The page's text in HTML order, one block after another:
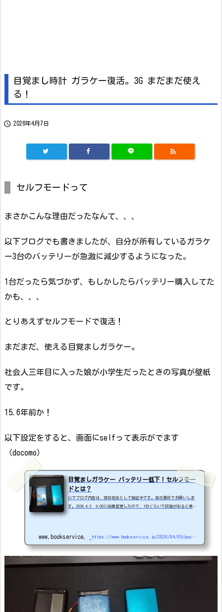
目覚まし時計 ガラケー復活。3G まだまだ使え
る！
 2026年4月7日

セルフモードって
まさかこんな理由だったなんて、、、
以下ブログでも書きましたが、自分が所有しているガラケ
ー3台のバッテリーが急激に減少するようになった。
1台だったら気づかず、もしかしたらバッテリー購入してた
かも、、、
とりあえずセルフモードで復活！
まだまだ、使える目覚ましガラケー。
社会人三年目に入った娘が小学生だったときの写真が壁紙
です。
15.6年前か！
以下設定をすると、画面にselfって表示がでます
（docomo）
目覚ましガラケー バッテリー低下！セルフモー
ドとは？
以下ブログ内容は、現在仮説として検証中です。自己責任でお願いしま
す。2026.4.5 9:00に設置変更したので、1日ぐらいで結論が出ると思い
です。目覚ましとしても使えてます。完全復活で問題なさそう。2026.4.1
外』となり表示自体がなくなるとのこと...
www.bookservice.jp https://www.bookservice.jp/2026/04/05/post-49227